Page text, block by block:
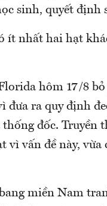
sinh, quyết định
ít nhất hai hạt
hôm 17/8
đưa ra quy định
thống đốc. Truyền
vì vấn đề này,
miền Nam